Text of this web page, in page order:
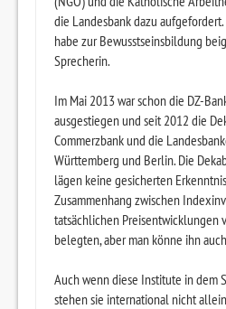
die Landesbank dazu
habe zur Bewusstseinsbildung
Sprecherin.
Im Mai 2013 war schon die DZ-
ausgestiegen und seit 2012 die
Commerzbank und die
Württemberg und Berlin. Die
lägen keine gesicherten
Zusammenhang zwischen
tatsächlichen Preisentwicklungen
belegten, aber man könne ihn
Auch wenn diese Institute in dem
stehen sie international nicht